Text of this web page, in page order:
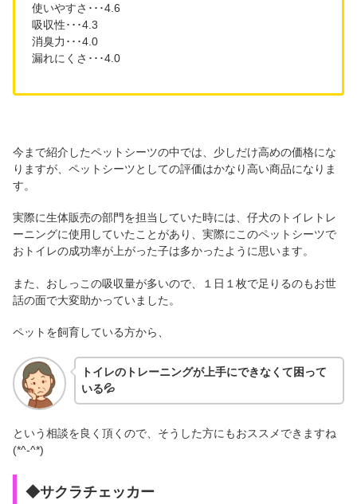
使いやすさ･･･4.6
吸収性･･･4.3
消臭力･･･4.0
漏れにくさ･･･4.0
今まで紹介したペットシーツの中では、少しだけ高めの価格にな
りますが、ペットシーツとしての評価はかなり高い商品になりま
す。
実際に生体販売の部門を担当していた時には、仔犬のトイレトレ
ーニングに使用していたことがあり、実際にこのペットシーツで
おトイレの成功率が上がった子は多かったように思います。
また、おしっこの吸収量が多いので、１日１枚で足りるのもお世
話の面で大変助かっていました。
ペットを飼育している方から、
トイレのトレーニングが上手にできなくて困って
いる💦
という相談を良く頂くので、そうした方にもおススメできますね
(*^-^*)
◆サクラチェッカー